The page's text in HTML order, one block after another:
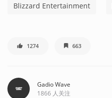
Blizzard Entertainment
1274 663
Gadio Wave
1866 人关注